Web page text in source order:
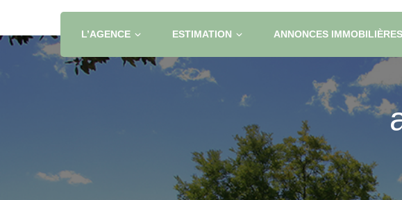
L’AGENCE ESTIMATION ANNONCES IMMOBILIÈRES